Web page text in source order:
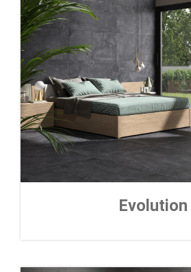
Evolution